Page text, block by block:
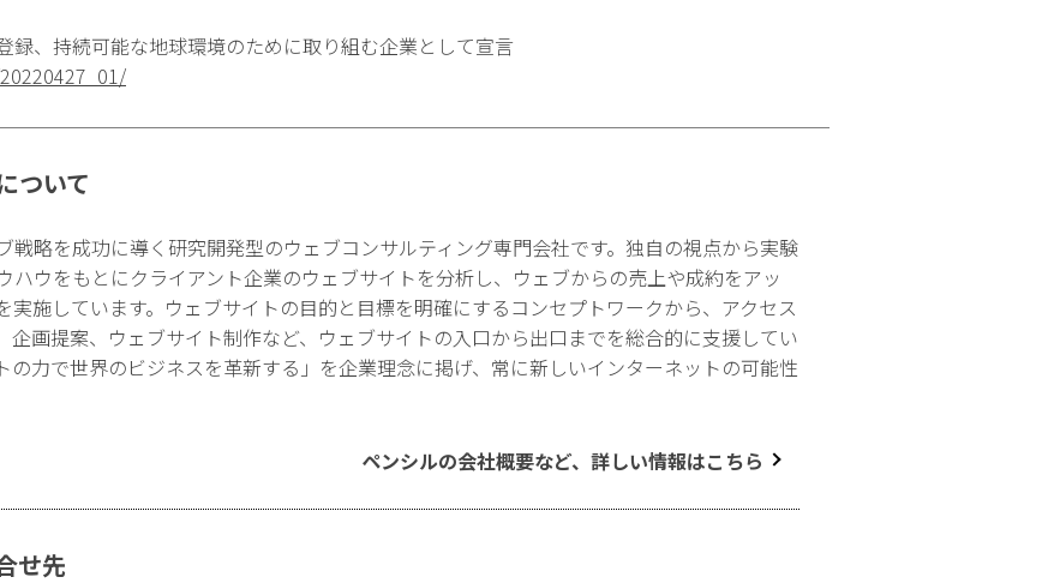
録、持続可能な地球環境のために取り組む企業として宣言
ついて
戦略を成功に導く研究開発型のウェブコンサルティング専門会社です。独自の視点から実験
ハウをもとにクライアント企業のウェブサイトを分析し、ウェブからの売上や成約をアッ
実施しています。ウェブサイトの目的と目標を明確にするコンセプトワークから、アクセス
企画提案、ウェブサイト制作など、ウェブサイトの入口から出口までを総合的に支援してい
の力で世界のビジネスを革新する」を企業理念に掲げ、常に新しいインターネットの可能性
ペンシルの会社概要など、詳しい情報はこちら
せ先